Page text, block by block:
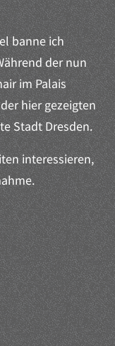
banne ich
der nun
im Palais
hier gezeigten
Stadt Dresden.
interessieren,